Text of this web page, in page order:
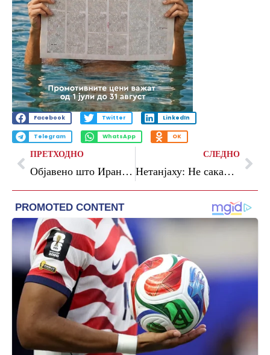
Facebook Twitter LinkedIn
Telegram WhatsApp OK
ПРЕТХОДНО
Објавено што Иран бара од Америка, Трамп е бесен: Тотално неприфатливо
СЛЕДНО
Нетанјаху: Не сакам да го чекам следниот Конгрес за да ја намалиме финансиската помош на САД на нула